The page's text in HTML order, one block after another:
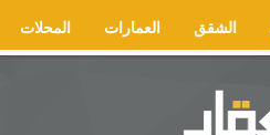
المحلات العمارات الشقق